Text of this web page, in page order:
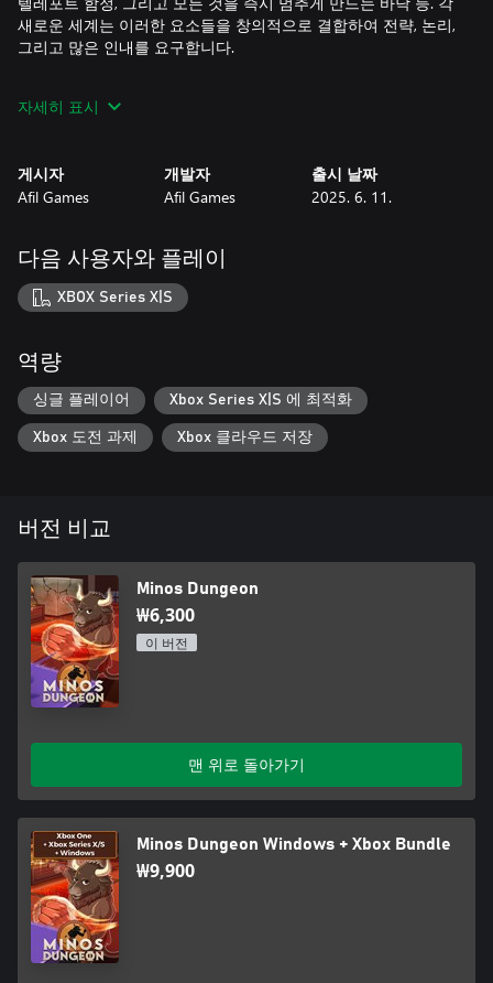
새로운 세계는 이러한 요소들을 창의적으로 결합하여 전략, 논리,
그리고 많은 인내를 요구합니다.
록을 올바른 자리에 놓았을 때의 승리감을 담은 여행입니다. 이
특징:
스마트하고 재미있는 도전 — 창의적인 메커니즘을 이용해 퍼즐
을 풀고, 여러분의 시간을 존중하며 생각의 틀을 벗어나도록 도전
하는 난이도.
유적, 그리고 눈 덮인 도전들을 탐험하세요. 각각은 독특한 비주
얼과 새로운 메커니즘을 제공합니다.
개성 넘치는 게임 — 픽셀 아트와 매력적인 분위기를 통해 Minos
Dungeon은 고전과 현대를 결합하여 퍼즐을 사랑하는 사람들을
자세히 표시
게시자
Afil Games
개발자
Afil Games
출시 날짜
2025. 6. 11.
다음 사용자와 플레이
XBOX Series X|S
역량
싱글 플레이어 Xbox Series X|S 에 최적화
Xbox 도전 과제 Xbox 클라우드 저장
버전 비교
Minos Dungeon
₩6,300
이 버전
맨 위로 돌아가기
Minos Dungeon Windows + Xbox Bundle
₩9,900